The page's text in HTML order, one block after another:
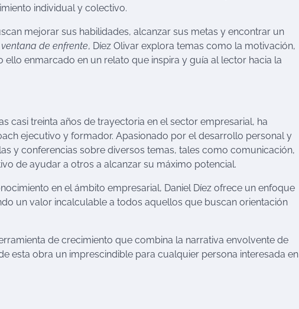
individual y colectivo.
mejorar sus habilidades, alcanzar sus metas y encontrar un
de enfrente, Díez Olivar explora temas como la motivación,
enmarcado en un relato que inspira y guía al lector hacia la
casi treinta años de trayectoria en el sector empresarial, ha
ejecutivo y formador. Apasionado por el desarrollo personal y
y conferencias sobre diversos temas, tales como comunicación,
de ayudar a otros a alcanzar su máximo potencial.
en el ámbito empresarial, Daniel Díez ofrece un enfoque
un valor incalculable a todos aquellos que buscan orientación
de crecimiento que combina la narrativa envolvente de
esta obra un imprescindible para cualquier persona interesada en